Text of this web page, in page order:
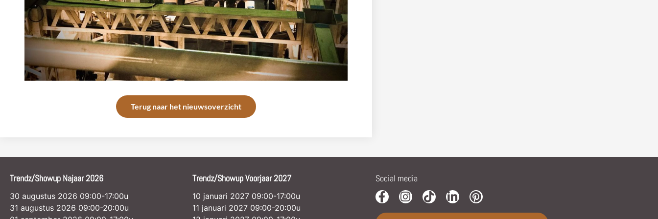
Terug naar het nieuwsoverzicht
Trendz/Showup Najaar 2026
30 augustus 2026 09:00-17:00u
31 augustus 2026 09:00-20:00u
Trendz/Showup Voorjaar 2027
10 januari 2027 09:00-17:00u
11 januari 2027 09:00-20:00u
Social media